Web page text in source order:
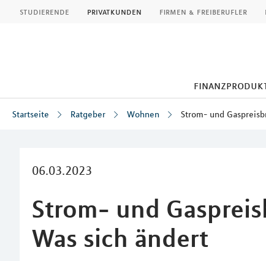
studierende privatkunden firmen & freiberufler
Startseite Ratgeber Wohnen Strom- und
06.03.2023
Strom- und
Was sich ändert